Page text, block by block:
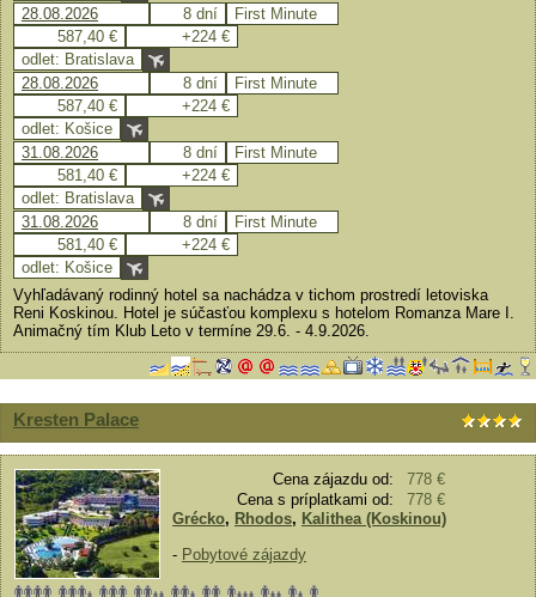
28.08.2026
8 dní
First Minute
587,40 €
+224 €
odlet: Bratislava
28.08.2026
8 dní
First Minute
587,40 €
+224 €
odlet: Košice
31.08.2026
8 dní
First Minute
581,40 €
+224 €
odlet: Bratislava
31.08.2026
8 dní
First Minute
581,40 €
+224 €
odlet: Košice
Vyhľadávaný rodinný hotel sa nachádza v tichom prostredí letoviska
Reni Koskinou. Hotel je súčasťou komplexu s hotelom Romanza Mare I.
Animačný tím Klub Leto v termíne 29.6. - 4.9.2026.
Kresten Palace
Cena zájazdu od:
778 €
Cena s príplatkami od:
778 €
Grécko, Rhodos, Kalithea (Koskinou)
- Pobytové zájazdy